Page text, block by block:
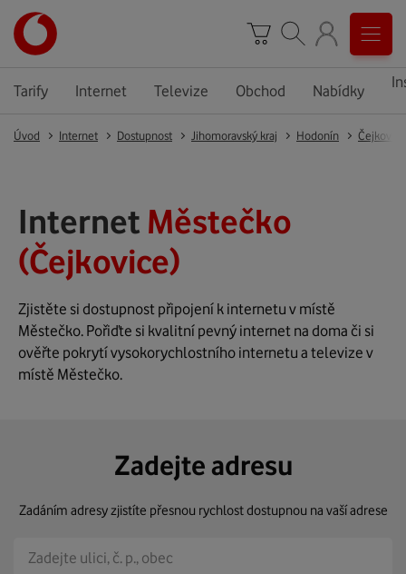
Tarify Internet Televize Obchod Nabídky
Úvod Internet Dostupnost Jihomoravský kraj Hodonín Čejkovice
Internet Městečko
(Čejkovice)
Zjistěte si dostupnost připojení k internetu v místě
Městečko. Pořiďte si kvalitní pevný internet na doma či si
ověřte pokrytí vysokorychlostního internetu a televize v
místě Městečko.
Zadejte adresu
Zadáním adresy zjistíte přesnou rychlost dostupnou na vaší adrese